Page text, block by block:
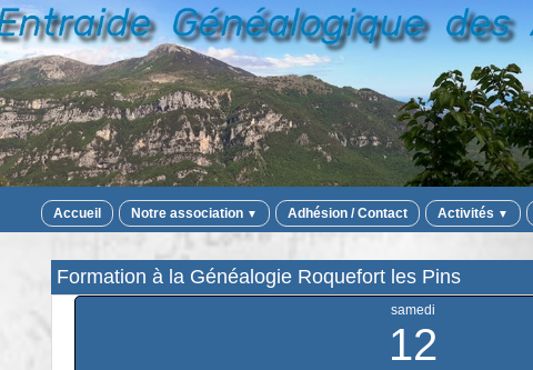
Accueil Notre association ▼ Adhésion / Contact Activités ▼
Formation à la Généalogie Roquefort les Pins
samedi
12